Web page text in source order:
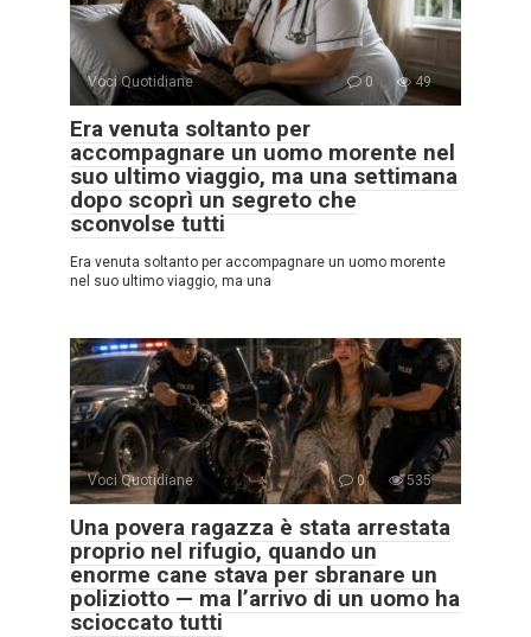
Voci Quotidiane 0 49
Era venuta soltanto per
accompagnare un uomo morente nel
suo ultimo viaggio, ma una settimana
dopo scoprì un segreto che
sconvolse tutti
Era venuta soltanto per accompagnare un uomo morente
nel suo ultimo viaggio, ma una
Voci Quotidiane 0 535
Una povera ragazza è stata arrestata
proprio nel rifugio, quando un
enorme cane stava per sbranare un
poliziotto — ma l’arrivo di un uomo ha
scioccato tutti